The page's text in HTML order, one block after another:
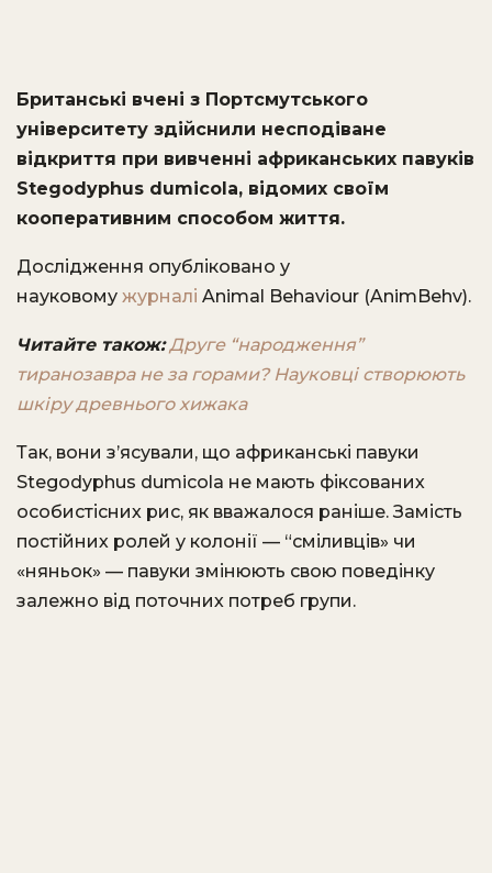
Британські вчені з Портсмутського
університету здійснили несподіване
відкриття при вивченні африканських павуків
Stegodyphus dumicola, відомих своїм
кооперативним способом життя.
Дослідження опубліковано у
науковому журналі Animal Behaviour (AnimBehv).
Читайте також: Друге “народження”
тиранозавра не за горами? Науковці створюють
шкіру древнього хижака
Так, вони з’ясували, що африканські павуки
Stegodyphus dumicola не мають фіксованих
особистісних рис, як вважалося раніше. Замість
постійних ролей у колонії — “сміливців» чи
«няньок» — павуки змінюють свою поведінку
залежно від поточних потреб групи.